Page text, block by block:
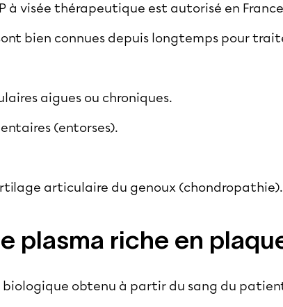
à visée thérapeutique est autorisé en
bien connues depuis longtemps pour
aigues ou chroniques.
(entorses).
articulaire du genoux (chondropathie).
plasma riche en
biologique obtenu à partir du sang du